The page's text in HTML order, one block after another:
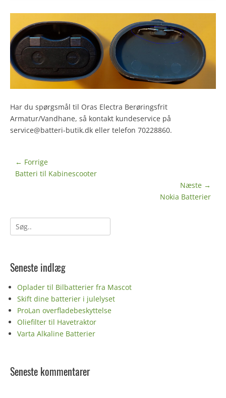
Har du spørgsmål til Oras Electra Berøringsfrit
Armatur/Vandhane, så kontakt kundeservice på
service@batteri-butik.dk eller telefon 70228860.
Indlægsnavigation
← Forrige
Forrige
Batteri til Kabinescooter
Næste →
Nokia Batterier
Søg
efter:
Seneste indlæg
Oplader til Bilbatterier fra Mascot
Skift dine batterier i julelyset
ProLan overfladebeskyttelse
Oliefilter til Havetraktor
Varta Alkaline Batterier
Seneste kommentarer